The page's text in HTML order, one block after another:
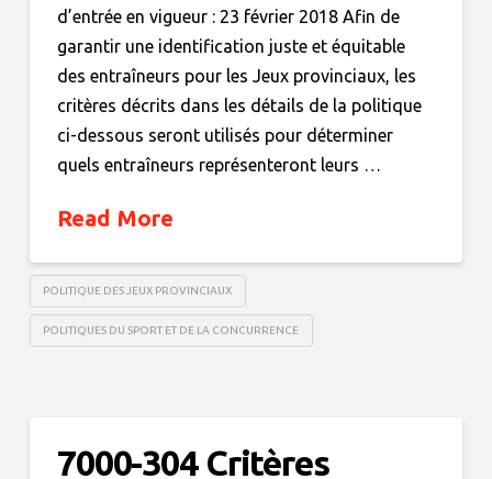
d’entrée en vigueur : 23 février 2018 Afin de
garantir une identification juste et équitable
des entraîneurs pour les Jeux provinciaux, les
critères décrits dans les détails de la politique
ci-dessous seront utilisés pour déterminer
quels entraîneurs représenteront leurs …
Read More
POLITIQUE DES JEUX PROVINCIAUX
POLITIQUES DU SPORT ET DE LA CONCURRENCE
7000-304 Critères